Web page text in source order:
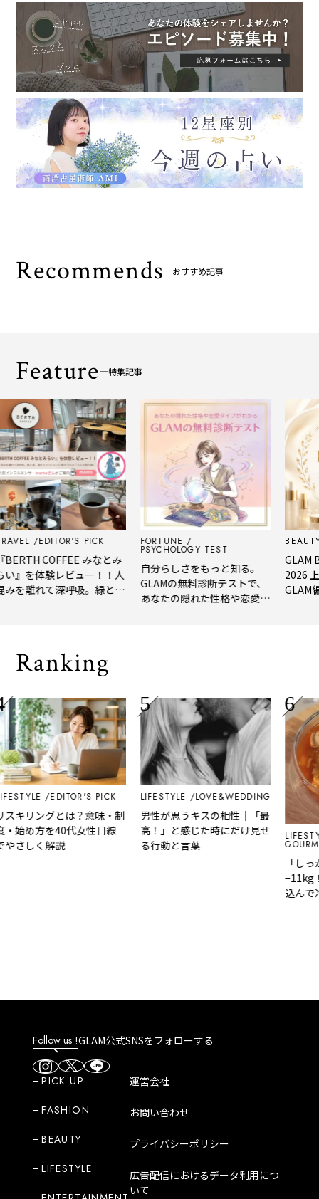
Recommends おすすめ記事
Feature 特集記事
EDITOR'S PICK
COFFEE みなとみ
体験レビュー！！人
れて深呼吸。緑と
FORTUNE
PSYCHOLOGY TEST
自分らしさをもっと知る。
GLAMの無料診断テストで、
あなたの隠れた性格や恋愛タ
BEAUTY
GLAM
2026 上半
GLAM編集
年上半期の
Ranking
EDITOR'S PICK
ングとは？意味・制
方を40代女性目線
く解説
LIFESTYLE LOVE&WEDDING
男性が思うキスの相性｜「最
高！」と感じた時にだけ見せ
る行動と言葉
LIFESTYLE
「しっかり
−11kg！？
込んで冷凍
Follow us !GLAM公式SNSをフォローする
PICK UP
FASHION
BEAUTY
LIFESTYLE
運営会社
お問い合わせ
プライバシーポリシー
広告配信におけるデータ利用につ
いて